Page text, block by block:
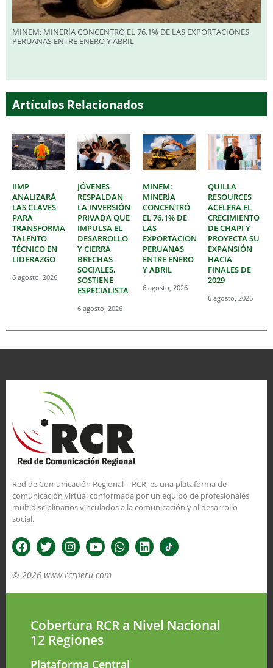
MINEM: MINERÍA CONCENTRÓ EL 76.1% DE LAS EXPORTACIONES
PERUANAS ENTRE ENERO Y ABRIL
Artículos Relacionados
IIMP
ANALIZARÁ
LAS CLAVES
PARA
TRANSFORMAR
TALENTO
TÉCNICO EN
LIDERAZGO
6 agosto, 2026
JÓVENES
RESPALDAN
LA INVERSIÓN
PRIVADA QUE
IMPULSA EL
DESARROLLO
Y CIERRA
BRECHAS
SOCIALES,
SOSTIENE
ESPECIALISTA
6 agosto, 2026
MINEM:
MINERÍA
CONCENTRÓ
EL 76.1% DE
LAS
EXPORTACIONES
PERUANAS
ENTRE ENERO
Y ABRIL
6 agosto, 2026
QUILLA
RESOURCES
ACELERA EL
CRECIMIENTO
DE CHAPI Y
PROYECTA SU
EXPANSIÓN
HACIA
FINALES DE
2029
6 agosto, 2026
Red de Comunicación Regional – RCR, es una plataforma de
comunicación virtual conformada por un equipo de profesionales
multidisciplinarios vinculados a la comunicación y al desarrollo
social.
© 2026 www.rcrperu.com
Cobertura RCR a Nivel Nacional
12 Regiones
Plataforma Central